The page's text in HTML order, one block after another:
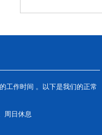
工作时间 。以下是我们的正常
周日休息